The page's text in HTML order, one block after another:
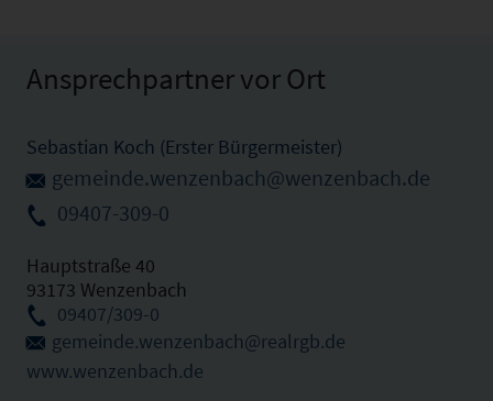
Ansprechpartner vor Ort
Sebastian Koch (Erster Bürgermeister)
gemeinde.wenzenbach@wenzenbach.de
09407-309-0
Hauptstraße 40
93173 Wenzenbach
09407/309-0
gemeinde.wenzenbach@realrgb.de
www.wenzenbach.de